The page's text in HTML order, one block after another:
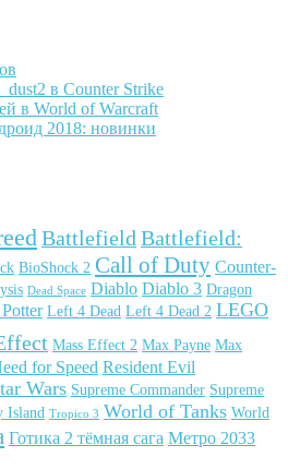
в Counter Strike
в World of Warcraft
2018: новинки
Battlefield Battlefield:
BioShock 2 Call of Duty Counter-
Dead Space Diablo Diablo 3 Dragon
Left 4 Dead Left 4 Dead 2 LEGO
Mass Effect 2 Max Payne Max
for Speed Resident Evil
Wars Supreme Commander Supreme
Island Tropico 3 World of Tanks World
Готика 2 тёмная сага Метро 2033